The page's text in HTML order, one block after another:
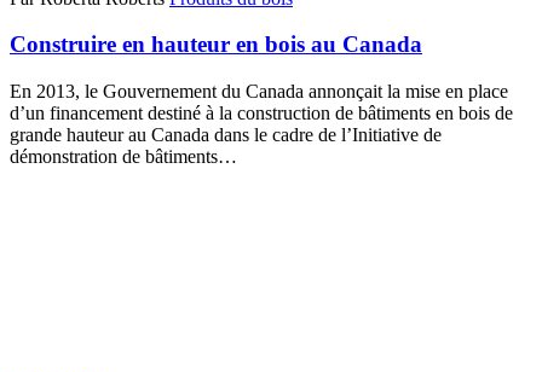
Construire en hauteur en bois au Canada
En 2013, le Gouvernement du Canada annonçait la mise en place
d’un financement destiné à la construction de bâtiments en bois de
grande hauteur au Canada dans le cadre de l’Initiative de
démonstration de bâtiments…